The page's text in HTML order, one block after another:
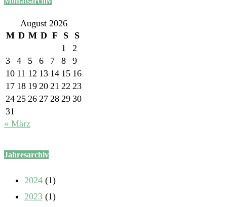
August 2026
M D M D F S
S
1
2
3
4 5 6 7 8
9
10 11 12 13 14 15 16
17 18 19 20 21 22 23
24 25 26 27 28 29 30
31
« März
Jahresarchiv
2024 (1)
2023 (1)